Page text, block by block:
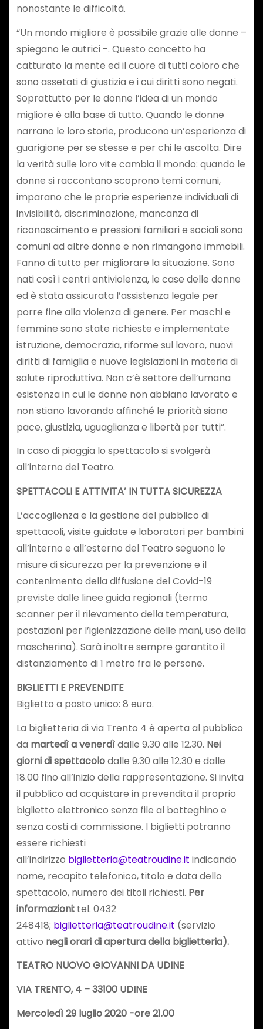
nonostante le difficoltà.
“Un mondo migliore è possibile grazie alle donne –
spiegano le autrici -. Questo concetto ha
catturato la mente ed il cuore di tutti coloro che
sono assetati di giustizia e i cui diritti sono negati.
Soprattutto per le donne l’idea di un mondo
migliore è alla base di tutto. Quando le donne
narrano le loro storie, producono un’esperienza di
guarigione per se stesse e per chi le ascolta. Dire
la verità sulle loro vite cambia il mondo: quando le
donne si raccontano scoprono temi comuni,
imparano che le proprie esperienze individuali di
invisibilità, discriminazione, mancanza di
riconoscimento e pressioni familiari e sociali sono
comuni ad altre donne e non rimangono immobili.
Fanno di tutto per migliorare la situazione. Sono
nati così i centri antiviolenza, le case delle donne
ed è stata assicurata l’assistenza legale per
porre fine alla violenza di genere. Per maschi e
femmine sono state richieste e implementate
istruzione, democrazia, riforme sul lavoro, nuovi
diritti di famiglia e nuove legislazioni in materia di
salute riproduttiva. Non c’è settore dell’umana
esistenza in cui le donne non abbiano lavorato e
non stiano lavorando affinché le priorità siano
pace, giustizia, uguaglianza e libertà per tutti”.
In caso di pioggia lo spettacolo si svolgerà
all’interno del Teatro.
SPETTACOLI E ATTIVITA’ IN TUTTA SICUREZZA
L’accoglienza e la gestione del pubblico di
spettacoli, visite guidate e laboratori per bambini
all’interno e all’esterno del Teatro seguono le
misure di sicurezza per la prevenzione e il
contenimento della diffusione del Covid-19
previste dalle linee guida regionali (termo
scanner per il rilevamento della temperatura,
postazioni per l’igienizzazione delle mani, uso della
mascherina). Sarà inoltre sempre garantito il
distanziamento di 1 metro fra le persone.
BIGLIETTI E PREVENDITE
Biglietto a posto unico: 8 euro.
La biglietteria di via Trento 4 è aperta al pubblico
da martedì a venerdìdalle 9.30 alle 12.30. Nei
giorni di spettacolodalle 9.30 alle 12.30 e dalle
18.00 fino all’inizio della rappresentazione. Si invita
il pubblico ad acquistare in prevendita il proprio
biglietto elettronico senza file al botteghino e
senza costi di commissione. I biglietti potranno
essere richiesti
all’indirizzo biglietteria@teatroudine.it indicando
nome, recapito telefonico, titolo e data dello
spettacolo, numero dei titoli richiesti. Per
informazioni: tel. 0432
248418; biglietteria@teatroudine.it (servizio
attivo negli orari di apertura della biglietteria).
TEATRO NUOVO GIOVANNI DA UDINE
VIA TRENTO, 4 – 33100 UDINE
Mercoledì 29 luglio 2020 -ore 21.00